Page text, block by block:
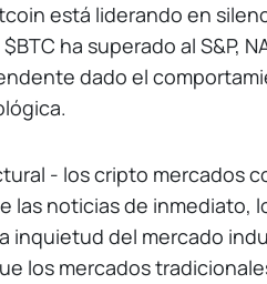
está liderando en
ha superado al S&P,
dado el
- los cripto mercados
las noticias de inmediato,
inquietud del mercado
los mercados